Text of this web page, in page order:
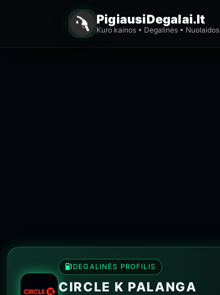
PigiausiDegalai.lt
Kuro kainos • Degalinės • Nuolaidos
DEGALINĖS PROFILIS
CIRCLE K PALANGA